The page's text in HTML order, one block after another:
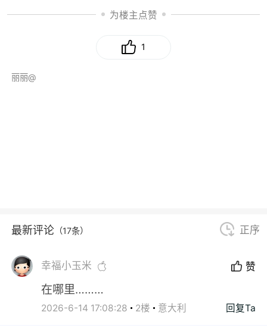
为楼主点赞
1
丽丽@
最新评论 （17条） 正序
幸福小玉米 赞
在哪里………
2026-6-14 17:08:28 2楼 意大利 回复Ta